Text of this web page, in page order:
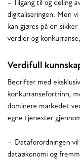
– Tilgang til og deling
digitaliseringen. Men
kan gjøres på en
verdier og
Verdifull
Bedrifter med
konkurransefortrinn,
dominere markedet
egne tjenester
– Dataforordningen
dataøkonomi og